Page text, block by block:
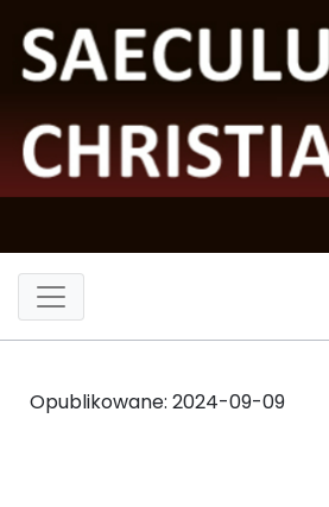
Opublikowane: 2024-09-09